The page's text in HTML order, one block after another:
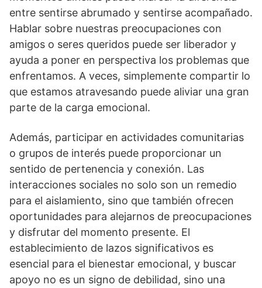
entre sentirse abrumado y sentirse acompañado.
Hablar sobre nuestras preocupaciones con
amigos o seres queridos puede ser liberador y
ayuda a poner en perspectiva los problemas que
enfrentamos. A veces, simplemente compartir lo
que estamos atravesando puede aliviar una gran
parte de la carga emocional.
Además, participar en actividades comunitarias
o grupos de interés puede proporcionar un
sentido de pertenencia y conexión. Las
interacciones sociales no solo son un remedio
para el aislamiento, sino que también ofrecen
oportunidades para alejarnos de preocupaciones
y disfrutar del momento presente. El
establecimiento de lazos significativos es
esencial para el bienestar emocional, y buscar
apoyo no es un signo de debilidad, sino una